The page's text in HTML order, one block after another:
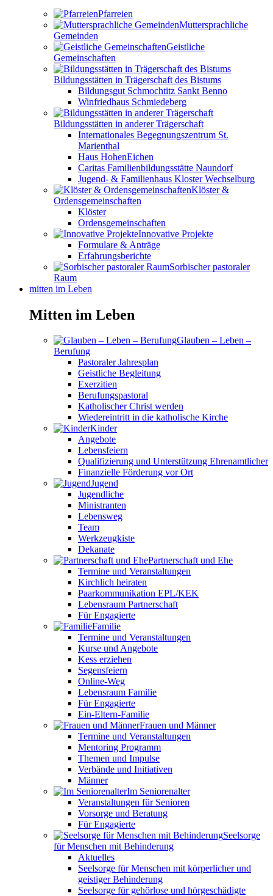
Pfarreien
Muttersprachliche
Gemeinden
Geistliche
Gemeinschaften
Bildungsstätten in Trägerschaft des Bistums
Bildungsgut Schmochtitz Sankt Benno
Winfriedhaus Schmiedeberg
Bildungsstätten in anderer Trägerschaft
Internationales Begegnungszentrum St.
Marienthal
Haus HohenEichen
Caritas Familienbildungsstätte Naundorf
Jugend- & Familienhaus Kloster Wechselburg
Klöster &
Ordensgemeinschaften
Klöster
Ordensgemeinschaften
Innovative Projekte
Formulare & Anträge
Erfahrungsberichte
Sorbischer pastoraler
Raum
mitten im Leben
Mitten im Leben
Glauben – Leben –
Berufung
Pastoraler Jahresplan
Geistliche Begleitung
Exerzitien
Berufungspastoral
Katholischer Christ werden
Wiedereintritt in die katholische Kirche
Kinder
Angebote
Lebensfeiern
Qualifizierung und Unterstützung Ehrenamtlicher
Finanzielle Förderung vor Ort
Jugend
Jugendliche
Ministranten
Lebensweg
Team
Werkzeugkiste
Dekanate
Partnerschaft und Ehe
Termine und Veranstaltungen
Kirchlich heiraten
Paarkommunikation EPL/KEK
Lebensraum Partnerschaft
Für Engagierte
Familie
Termine und Veranstaltungen
Kurse und Angebote
Kess erziehen
Segensfeiern
Online-Weg
Lebensraum Familie
Für Engagierte
Ein-Eltern-Familie
Frauen und Männer
Termine und Veranstaltungen
Mentoring Programm
Themen und Impulse
Verbände und Initiativen
Männer
Im Seniorenalter
Veranstaltungen für Senioren
Vorsorge und Beratung
Für Engagierte
Seelsorge
für Menschen mit Behinderung
Aktuelles
Seelsorge für Menschen mit körperlicher und
geistiger Behinderung
Seelsorge für gehörlose und hörgeschädigte